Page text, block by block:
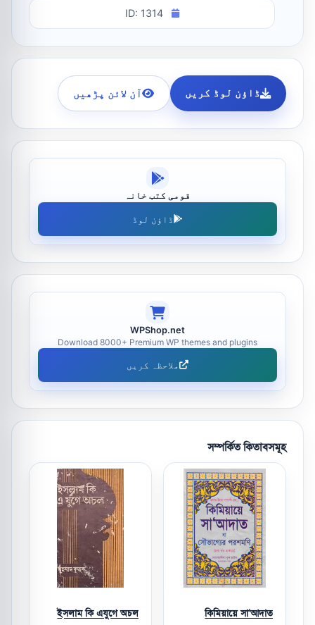
ID: 1314
ڈاؤن لوڈ کریں آن لائن پڑھیں
قومی کتب خانہ
ڈاؤن لوڈ
WPShop.net
Download 8000+ Premium WP themes and plugins
ملاحظہ کریں
সম্পর্কিত কিতাবসমূহ
কিমিয়ায়ে সা’আদাত
ইসলাম কি এযুগে অচল